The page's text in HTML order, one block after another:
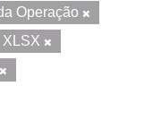
Operação
XLSX